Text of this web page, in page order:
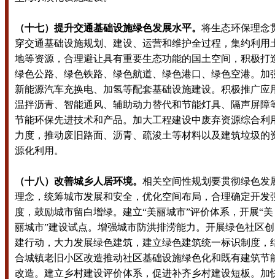
（十七）提升交通基础设施绿色发展水平。 将生态环保理念
穿交通基础设施规划、建设、运营和维护全过程，集约利用
地等资源，合理避让具有重要生态功能的国土空间，积极打
绿色公路、绿色铁路、绿色航道、绿色港口、绿色空港。加
新能源汽车充换电、加氢等配套基础设施建设。积极推广应
温拌沥青、智能通风、辅助动力替代和节能灯具、隔声屏障
节能环保先进技术和产品。加大工程建设中废弃资源综合利
力度，推动废旧路面、沥青、疏浚土等材料以及建筑垃圾的
源化利用。
（十八）改善城乡人居环境。 相关空间性规划要贯彻绿色发
理念，统筹城市发展和安全，优化空间布局，合理确定开发
度，鼓励城市留白增绿。建立“美丽城市”评价体系，开展“美
丽城市”建设试点。增强城市防洪排涝能力。开展绿色社区创
建行动，大力发展绿色建筑，建立绿色建筑统一标识制度，
合城镇老旧小区改造推动社区基础设施绿色化和既有建筑节
改造。建立乡村建设评价体系，促进补齐乡村建设短板。加